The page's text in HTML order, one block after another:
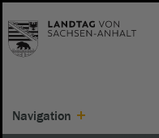
Navigation